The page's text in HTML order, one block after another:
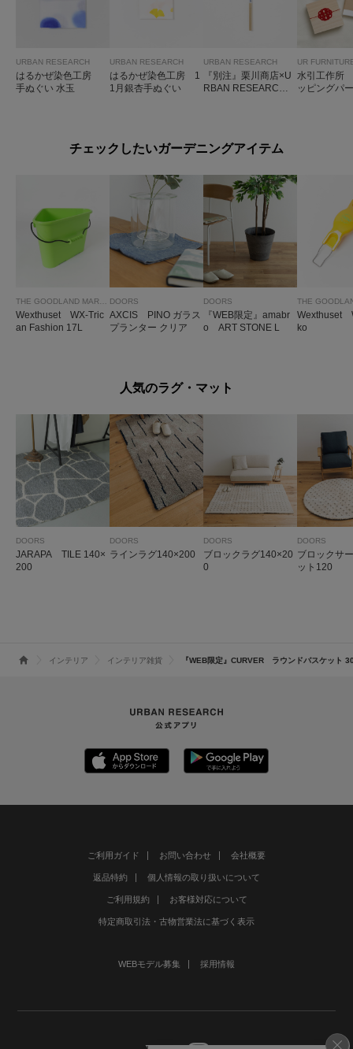
URBAN RESEARCH
はるかぜ染色工房
手ぬぐい 水玉
URBAN RESEARCH
はるかぜ染色工房 1
1月銀杏手ぬぐい
URBAN RESEARCH
『別注』栗川商店×U
RBAN RESEARCH
UR
水引工作所
ッピングパ
チェックしたいガーデニングアイテム
THE GOODLAND MARKET
Wexthuset WX-Tric
an Fashion 17L
DOORS
AXCIS PINO ガラス
プランター クリア
DOORS
『WEB限定』amabr
o ART STONE L
Wexthuset
ko
人気のラグ・マット
DOORS
JARAPA TILE 140×
200
DOORS
ラインラグ140×200
DOORS
ブロックラグ140×20
0
DOORS
ブロックサ
ット120
インテリア インテリア雑貨 『WEB限定』CURVER ラウンドバスケット
ご利用ガイド お問い合わせ 会社概要
返品特約 個人情報の取り扱いについて
ご利用規約 お客様対応について
特定商取引法・古物営業法に基づく表示
WEBモデル募集 採用情報